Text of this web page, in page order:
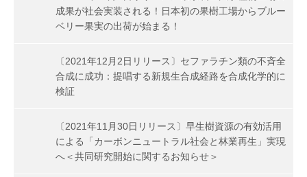
成果が社会実装される！日本初の果樹工場からブルー
ベリー果実の出荷が始まる！
〔2021年12月2日リリース〕セファラチン類の不斉全
合成に成功：提唱する新規生合成経路を合成化学的に
検証
〔2021年11月30日リリース〕早生樹資源の有効活用
による「カーボンニュートラル社会と林業再生」実現
へ＜共同研究開始に関するお知らせ＞